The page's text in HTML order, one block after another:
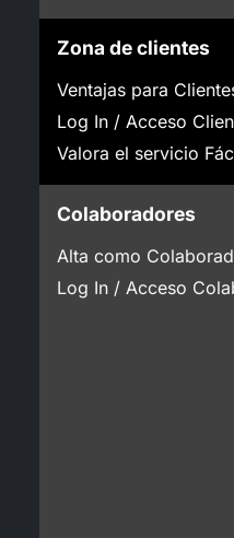
Zona de clientes
Ventajas para
Log In / Acceso
Valora el servicio
Colaboradores
Alta como
Log In / Acceso